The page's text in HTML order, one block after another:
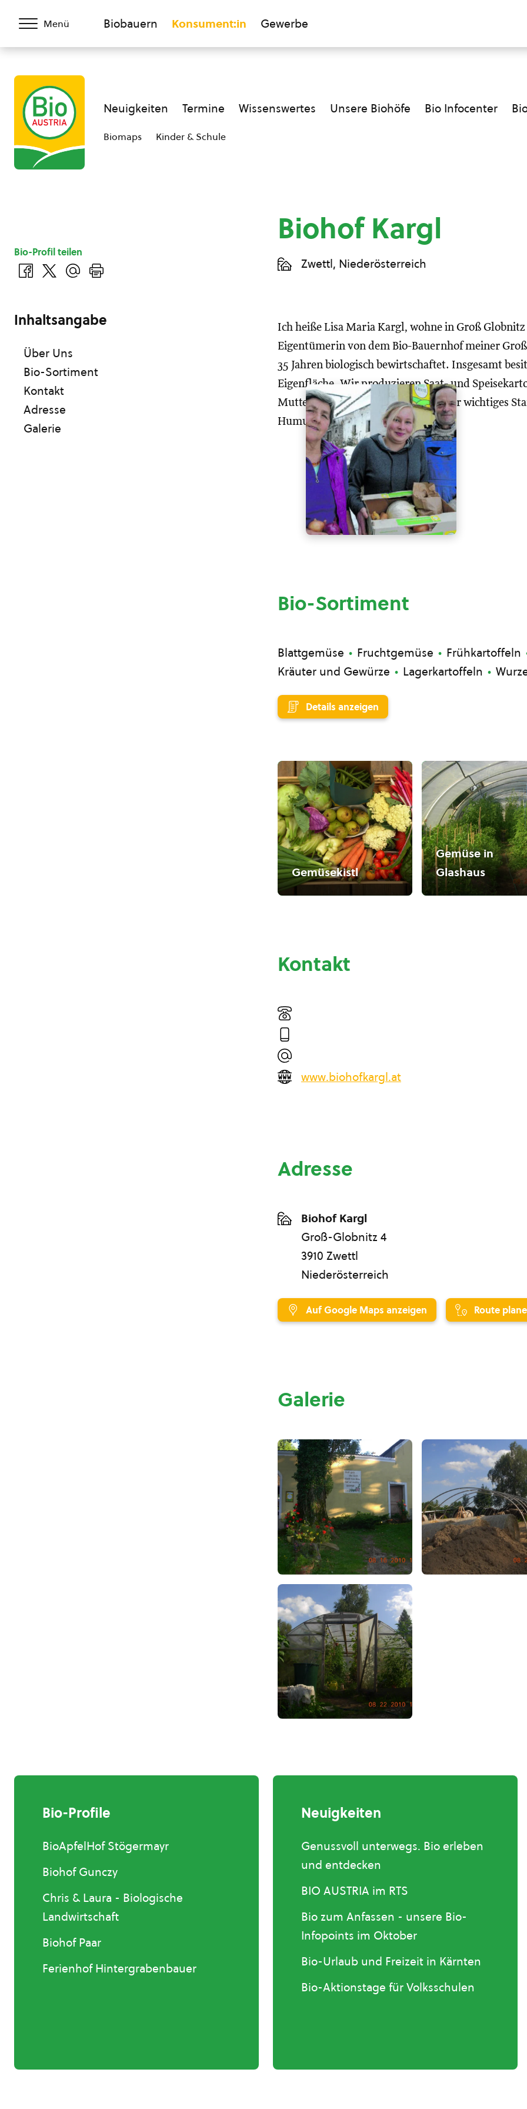
Menü Biobauern Konsument:in Gewerbe
Neuigkeiten Termine Wissenswertes Unsere Biohöfe Bio Infocenter
Biomaps Kinder & Schule
Biohof Kargl
Zwettl, Niederösterreich
Ich heiße Lisa Maria Kargl, wohne in Groß
Eigentümerin von dem Bio-Bauernhof meiner
35 Jahren biologisch bewirtschaftet. Insgesamt
Eigenfläche. Wir produzieren Saat- und
Mutterkuhhaltung ist für uns ein sehr wichtiges
Humusaufbau betreiben.
Bio-Sortiment
Blattgemüse Fruchtgemüse
Frühkartoffeln
Kräuter und Gewürze
Lagerkartoffeln
Details anzeigen
Gemüsekistl
Gemüse in
Glashaus
Kontakt
www.biohofkargl.at
Adresse
Biohof Kargl
Groß-Globnitz 4
3910 Zwettl
Niederösterreich
Auf Google Maps anzeigen Route
Galerie
Bio-Profil teilen
Inhaltsangabe
Über Uns
Bio-Sortiment
Kontakt
Adresse
Galerie
Bio-Profile
BioApfelHof Stögermayr
Biohof Gunczy
Chris & Laura - Biologische
Landwirtschaft
Biohof Paar
Ferienhof Hintergrabenbauer
Neuigkeiten
Genussvoll unterwegs. Bio erleben
und entdecken
BIO AUSTRIA im RTS
Bio zum Anfassen - unsere Bio-
Infopoints im Oktober
Bio-Urlaub und Freizeit in Kärnten
Bio-Aktionstage für Volksschulen